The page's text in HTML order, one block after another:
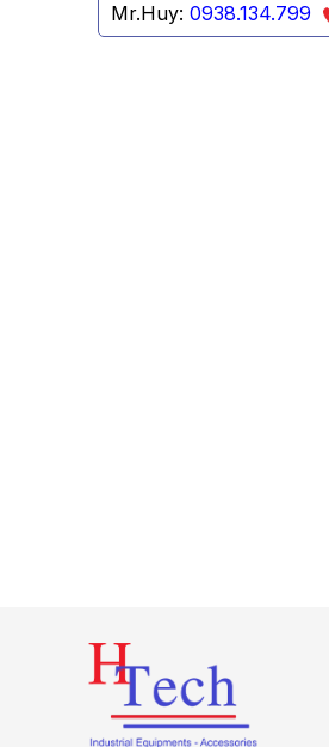
Mr.Huy: 0938.134.799